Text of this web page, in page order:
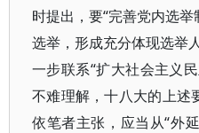
时提出，要“完善党内选
选举，形成充分体现选举
一步联系“扩大社会主义
不难理解，十八大的上述
依笔者主张，应当从“外